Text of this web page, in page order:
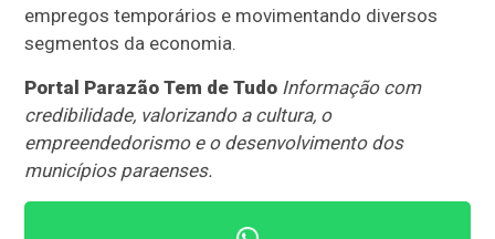
empregos temporários e movimentando diversos
segmentos da economia.
Portal Parazão Tem de Tudo Informação com
credibilidade, valorizando a cultura, o
empreendedorismo e o desenvolvimento dos
municípios paraenses.